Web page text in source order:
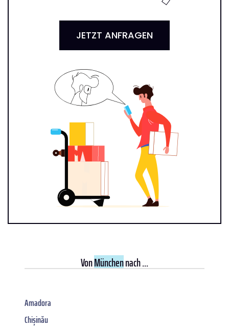
JETZT ANFRAGEN
VonMünchennach ...
Amadora
Chișinău